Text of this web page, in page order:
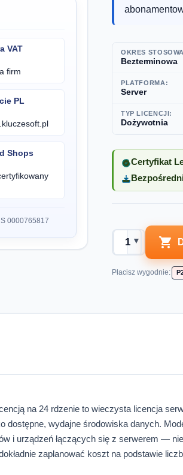
VAT
firm
PL
Shops
0000765817
Certyfikat
OKRES
Bezterminowa
PLATFORMA:
Server
TYP LICENCJI:
Dożywotnia
▲
▼ 
Płacisz wygodnie:
na 24 rdzenie to wieczysta licencja
dostępne, wydajne środowiska danych.
i urządzeń łączących się z serwerem —
zaplanować koszt na podstawie